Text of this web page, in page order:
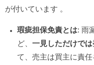
が付いています 。
瑕疵担保免責とは: 雨
ど、 一見しただけでは
て、売主は買主に責